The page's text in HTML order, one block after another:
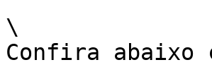
\
Confira abaixo